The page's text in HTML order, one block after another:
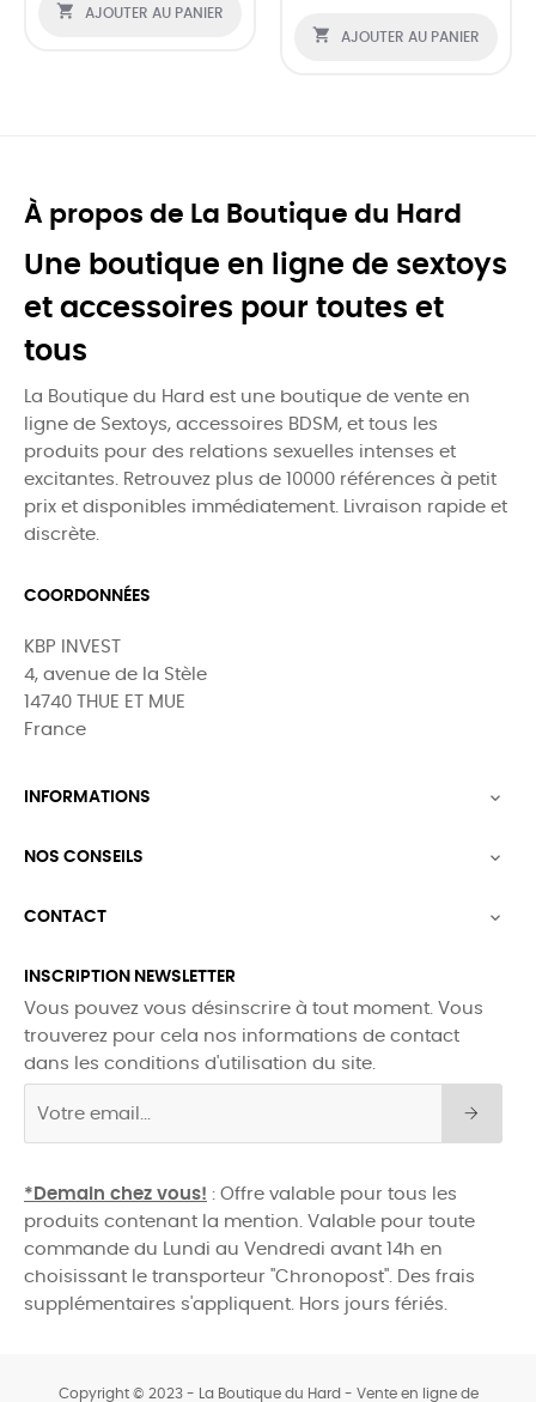
 AJOUTER AU PANIER
 AJOUTER AU PANIER
À propos de La Boutique du Hard
Une boutique en ligne de sextoys
et accessoires pour toutes et
tous
La Boutique du Hard est une boutique de vente en
ligne de Sextoys, accessoires BDSM, et tous les
produits pour des relations sexuelles intenses et
excitantes. Retrouvez plus de 10000 références à petit
prix et disponibles immédiatement. Livraison rapide et
discrète.
COORDONNÉES
KBP INVEST
4, avenue de la Stèle
14740 THUE ET MUE
France
INFORMATIONS 
NOS CONSEILS 
CONTACT 
INSCRIPTION NEWSLETTER
Vous pouvez vous désinscrire à tout moment. Vous
trouverez pour cela nos informations de contact
dans les conditions d'utilisation du site.
*Demain chez vous! : Offre valable pour tous les
produits contenant la mention. Valable pour toute
commande du Lundi au Vendredi avant 14h en
choisissant le transporteur "Chronopost". Des frais
supplémentaires s'appliquent. Hors jours fériés.
Copyright © 2023 - La Boutique du Hard - Vente en ligne de